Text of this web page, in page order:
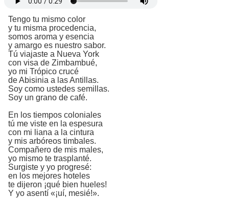
Tengo tu mismo color
y tu misma procedencia,
somos aroma y esencia
y amargo es nuestro sabor.
Tú viajaste a Nueva York
con visa de Zimbambué,
yo mi Trópico crucé
de Abisinia a las Antillas.
Soy como ustedes semillas.
Soy un grano de café.
En los tiempos coloniales
tú me viste en la espesura
con mi liana a la cintura
y mis arbóreos timbales.
Compañero de mis males,
yo mismo te trasplanté.
Surgiste y yo progresé:
en los mejores hoteles
te dijeron ¡qué bien hueles!
Y yo asentí «¡uí, mesié!».